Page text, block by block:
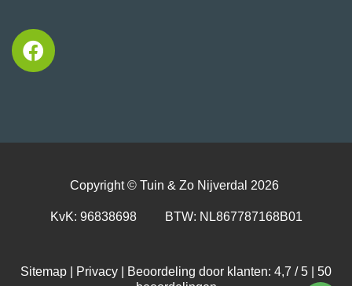
Copyright © Tuin & Zo Nijverdal 2026
KvK: 96838698 BTW: NL867787168B01
Sitemap Privacy | Beoordeling door klanten: 4,7 / 5 | 50